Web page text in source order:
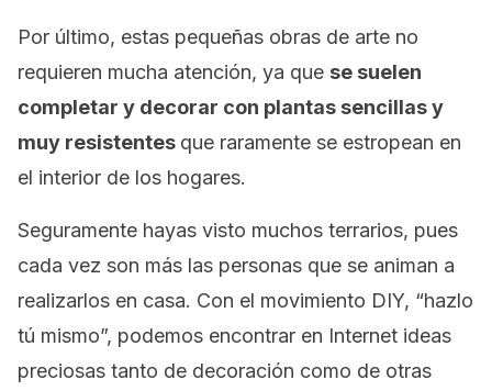
Por último, estas pequeñas obras de arte no
requieren mucha atención, ya que se suelen
completar y decorar con plantas sencillas y
muy resistentes que raramente se estropean en
el interior de los hogares.
Seguramente hayas visto muchos terrarios, pues
cada vez son más las personas que se animan a
realizarlos en casa. Con el movimiento DIY, “hazlo
tú mismo”, podemos encontrar en Internet ideas
preciosas tanto de decoración como de otras